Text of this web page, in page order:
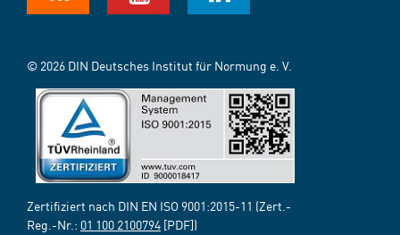
© 2026 DIN Deutsches Institut für Normung e. V.
Zertifiziert nach DIN EN ISO 9001:2015-11 (Zert.-
Reg.-Nr.: 01 100 2100794 [PDF])